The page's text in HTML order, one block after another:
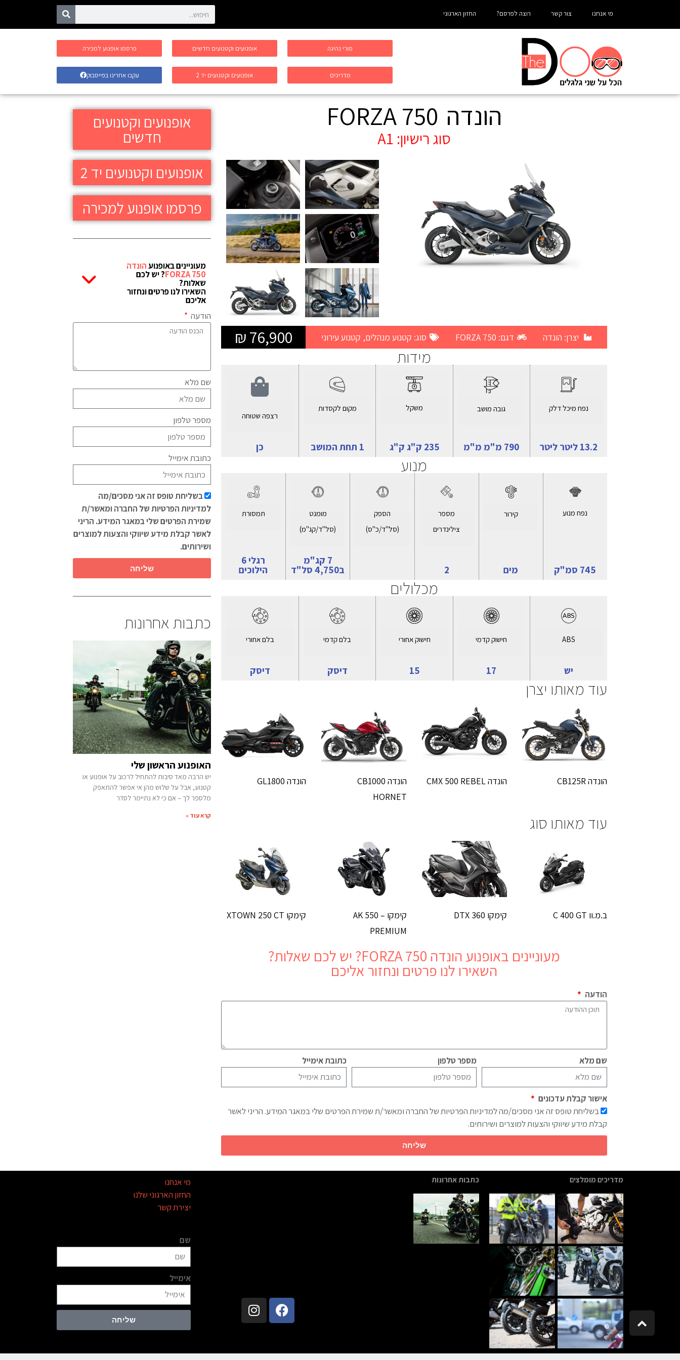
מי אנחנו צור קשר רוצה לפרסם? החזון הארגוני
מורי נהיגה
מדריכים
אופנועים וקטנועים חדשים
אופנועים וקטנועים יד 2
פרסמו אופנוע למכירה
עקבו אחרינו בפייסבוק
הונדה FORZA 750
סוג רישיון: A1
יצרן: הונדה דגם: FORZA 750 סוג: קטנוע מנהלים, קטנוע עירוני
76,900 ₪
מידות
נפח מיכל דלק
13.2 ליטר ליטר
גובה מושב
790 מ"מ מ"מ
משקל
235 ק"ג ק"ג
מקום לקסדות
1 תחת המושב
רצפה שטוחה
כן
מנוע
נפח מנוע
745 סמ"ק
קירור
מים
מספר
צילינדרים
2
הספק
(סל"ד/כ"ס)
מומנט
(סל"ד/קג"מ)
7 קג"מ
ב4,750 סל"ד
תמסורת
רגלי 6
הילוכים
מכלולים
ABS
יש
חישוק קדמי
17
חישוק אחורי
15
בלם קדמי
דיסק
בלם אחורי
דיסק
עוד מאותו יצרן
הונדה CB125R הונדה CMX 500 REBEL
הונדה CB1000
HORNET
הונדה GL1800
עוד מאותו סוג
ב.מ.וו C 400 GT קימקו DTX 360
קימקו AK 550 –
PREMIUM
קימקו XTOWN 250 CT
מעוניינים באופנוע הונדה FORZA 750 ? יש לכם שאלות?
השאירו לנו פרטים ונחזור אליכם
הודעה
שם מלא מספר טלפון כתובת אימייל
אישור קבלת עדכונים
בשליחת טופס זה אני מסכים/מה למדיניות הפרטיות של החברה ומאשר/ת שמירת הפרטים שלי במאגר המידע. הריני לאשר
קבלת מידע שיווקי והצעות למוצרים ושירותים.
שליחה
אופנועים וקטנועים
חדשים
אופנועים וקטנועים יד 2
פרסמו אופנוע למכירה
מעוניינים באופנועהונדה
FORZA 750? יש לכם
שאלות?
השאירו לנו פרטים ונחזור
אליכם
הודעה
שם מלא
מספר טלפון
כתובת אימייל
בשליחת טופס זה אני מסכים/מה
למדיניות הפרטיות של החברה ומאשר/ת
שמירת הפרטים שלי במאגר המידע. הריני
לאשר קבלת מידע שיווקי והצעות למוצרים
ושירותים.
שליחה
כתבות אחרונות
האופנוע הראשון שלי
יש הרבה מאד סיבות להתחיל לרכוב על אופנוע או
קטנוע, אבל על שלוש מהן אי אפשר להתאפק
מלספר לך – אם כי לא נתיימר לסדר
קרא עוד »
מדריכים מומלצים כתבות אחרונות
מי אנחנו
החזון הארגוני שלנו
יצירת קשר
שם
אימייל
שליחה גלילה
לראש
העמוד